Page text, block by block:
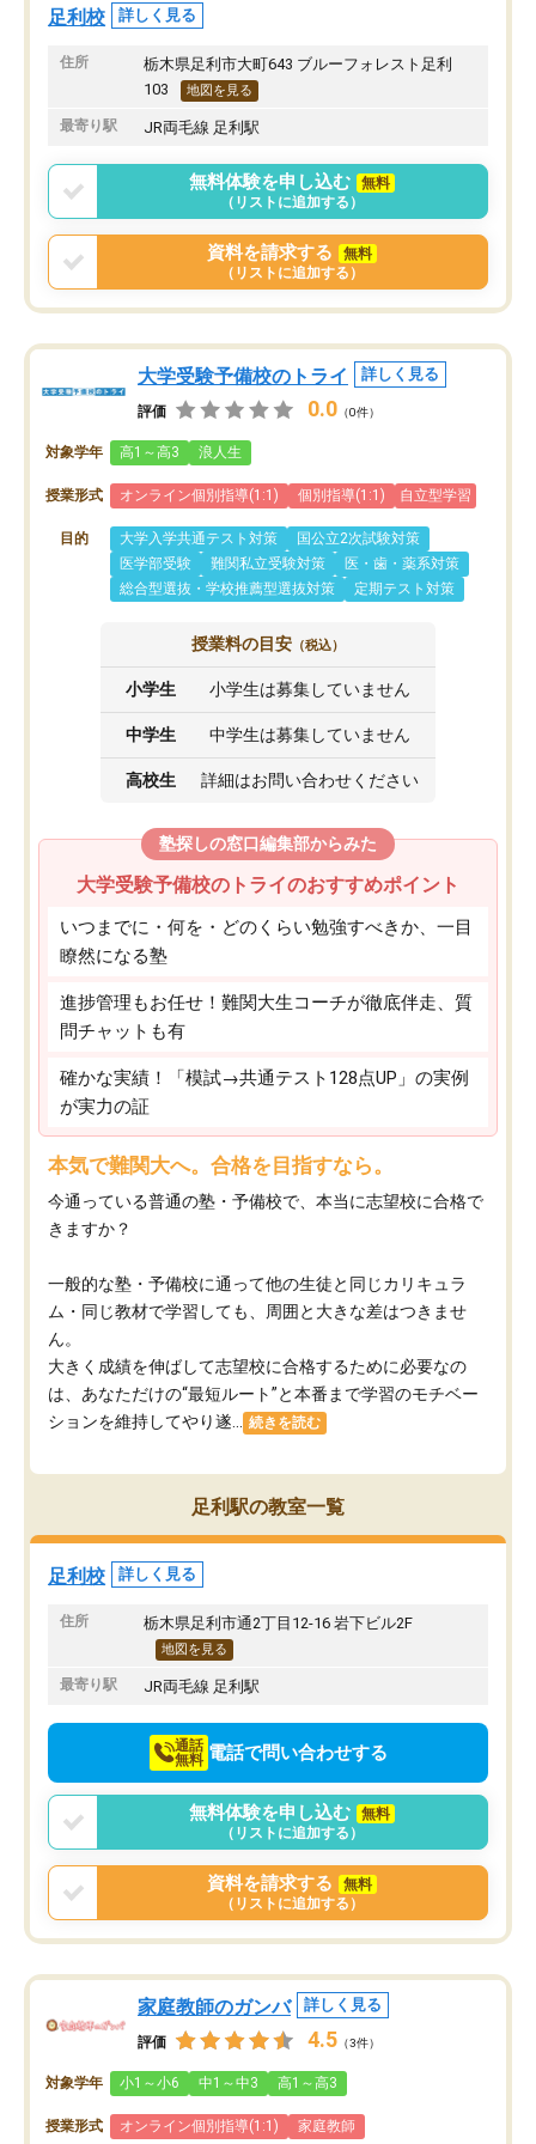
足利校 詳しく見る
住所
栃木県足利市大町643 ブルーフォレスト足利
103
地図を見る
最寄り駅 JR両毛線 足利駅
無料体験を申し込む
無料
（リストに追加する）
資料を請求する
無料
（リストに追加する）
大学受験予備校のトライ 詳しく見る
評価 0.0 （0件）
対象学年 高1～高3 浪人生
授業形式 オンライン個別指導(1:1) 個別指導(1:1) 自立型学習
目的 大学入学共通テスト対策
国公立2次試験対策
医学部受験
難関私立受験対策
医・歯・薬系対策
総合型選抜・学校推薦型選抜対策
定期テスト対策
授業料の目安 （税込）
小学生 小学生は募集していません
中学生 中学生は募集していません
高校生 詳細はお問い合わせください
塾探しの窓口編集部からみた
大学受験予備校のトライのおすすめポイント
いつまでに・何を・どのくらい勉強すべきか、一目
瞭然になる塾
進捗管理もお任せ！難関大生コーチが徹底伴走、質
問チャットも有
確かな実績！「模試→共通テスト128点UP」の実例
が実力の証
本気で難関大へ。合格を目指すなら。
今通っている普通の塾・予備校で、本当に志望校に合格で
きますか？
一般的な塾・予備校に通って他の生徒と同じカリキュラ
ム・同じ教材で学習しても、周囲と大きな差はつきませ
ん。
大きく成績を伸ばして志望校に合格するために必要なの
は、あなただけの“最短ルート”と本番まで学習のモチベー
ションを維持してやり遂...
続きを読む
足利駅の教室一覧
足利校 詳しく見る
住所 栃木県足利市通2丁目12-16 岩下ビル2F
地図を見る
最寄り駅 JR両毛線 足利駅
通話
無料 電話で問い合わせする
無料体験を申し込む
無料
（リストに追加する）
資料を請求する
無料
（リストに追加する）
家庭教師のガンバ 詳しく見る
評価 4.5 （3件）
対象学年 小1～小6 中1～中3 高1～高3
授業形式 オンライン個別指導(1:1) 家庭教師